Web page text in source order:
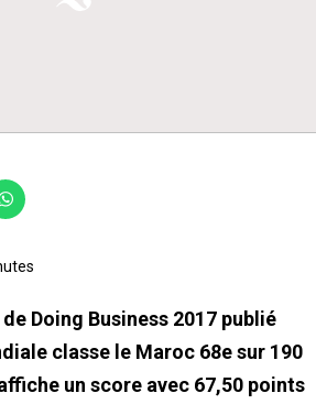
Doing Business 2017 publié
classe le Maroc 68e sur 190
un score avec 67,50 points